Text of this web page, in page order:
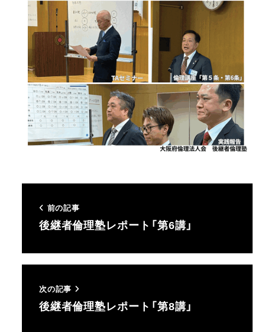
前の記事
後継者倫理塾レポート「第6講」
次の記事
後継者倫理塾レポート「第8講」